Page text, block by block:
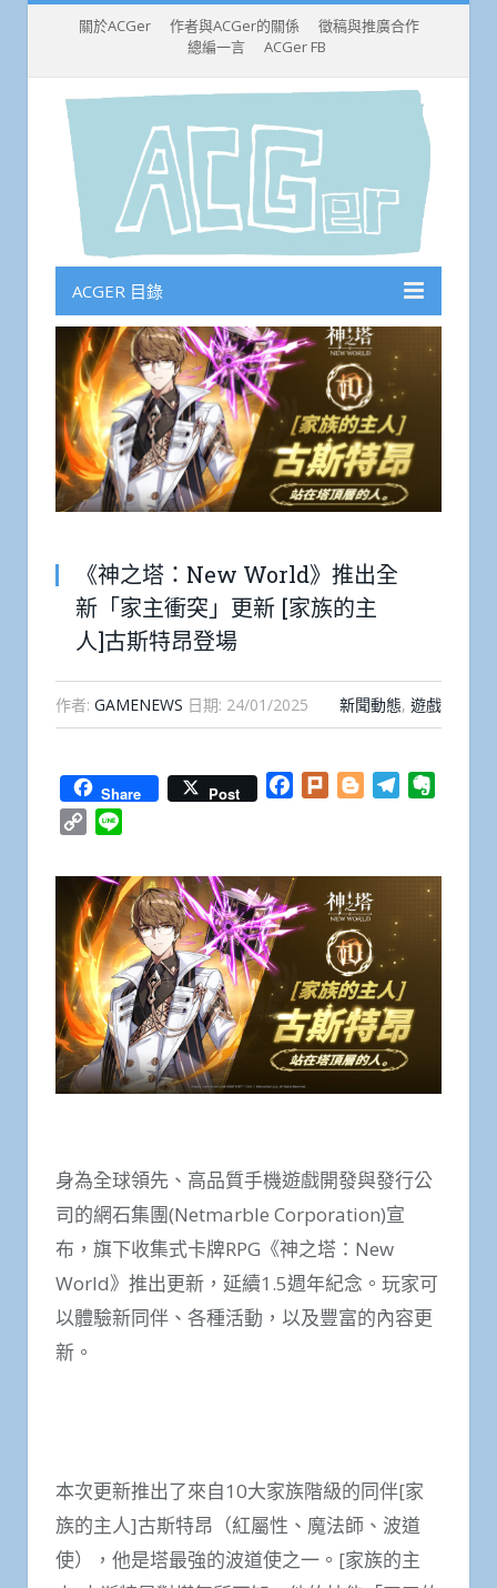
關於ACGer 作者與ACGer的關係
徵稿與推廣合作
總編一言
ACGer FB
ACGER 目錄
《神之塔：New World》推出全
新「家主衝突」更新 [家族的主
人]古斯特昂登場
作者: GAMENEWS 日期: 24/01/2025 新聞動態, 遊戲
Share Post Facebook
Plurk BloggerTelegram
Copy
身為全球領先、高品質手機遊戲開發與發行公
司的網石集團(Netmarble Corporation)宣
布，旗下收集式卡牌RPG《神之塔：New
World》推出更新，延續1.5週年紀念。玩家可
以體驗新同伴、各種活動，以及豐富的內容更
新。
本次更新推出了來自10大家族階級的同伴[家
族的主人]古斯特昂（紅屬性、魔法師、波道
使），他是塔最強的波道使之一。[家族的主